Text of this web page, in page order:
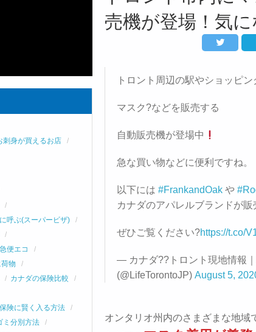
売機が登場！気
トロント周辺の駅やショッピン
マスク?などを販売する
自動販売機が登場中
急な買い物などに便利ですね。
以下には #FrankandOak や
カナダのアパレルブランドが
ぜひご覧ください?https://t.co/
— カナダ??トロント現地情報
(@LifeTorontoJP) August 5,
オンタリオ州内のさまざまな地域
刺身が買えるお店
呼ぶ(スーパービザ)
便エコ
物
カナダの保険比較
険に賢く入る方法
ミ分別方法